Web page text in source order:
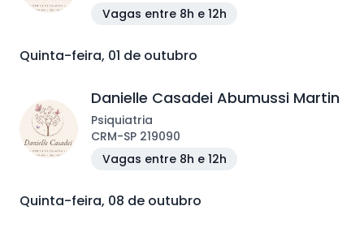
Vagas entre 8h e 12h
Quinta-feira, 01 de outubro
Danielle Casadei Abumussi Martin
Psiquiatria
CRM-SP 219090
Vagas entre 8h e 12h
Quinta-feira, 08 de outubro